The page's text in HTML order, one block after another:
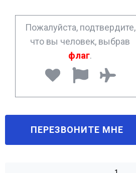
*
Пожалуйста, подтвердите,
что вы человек, выбрав
флаг.